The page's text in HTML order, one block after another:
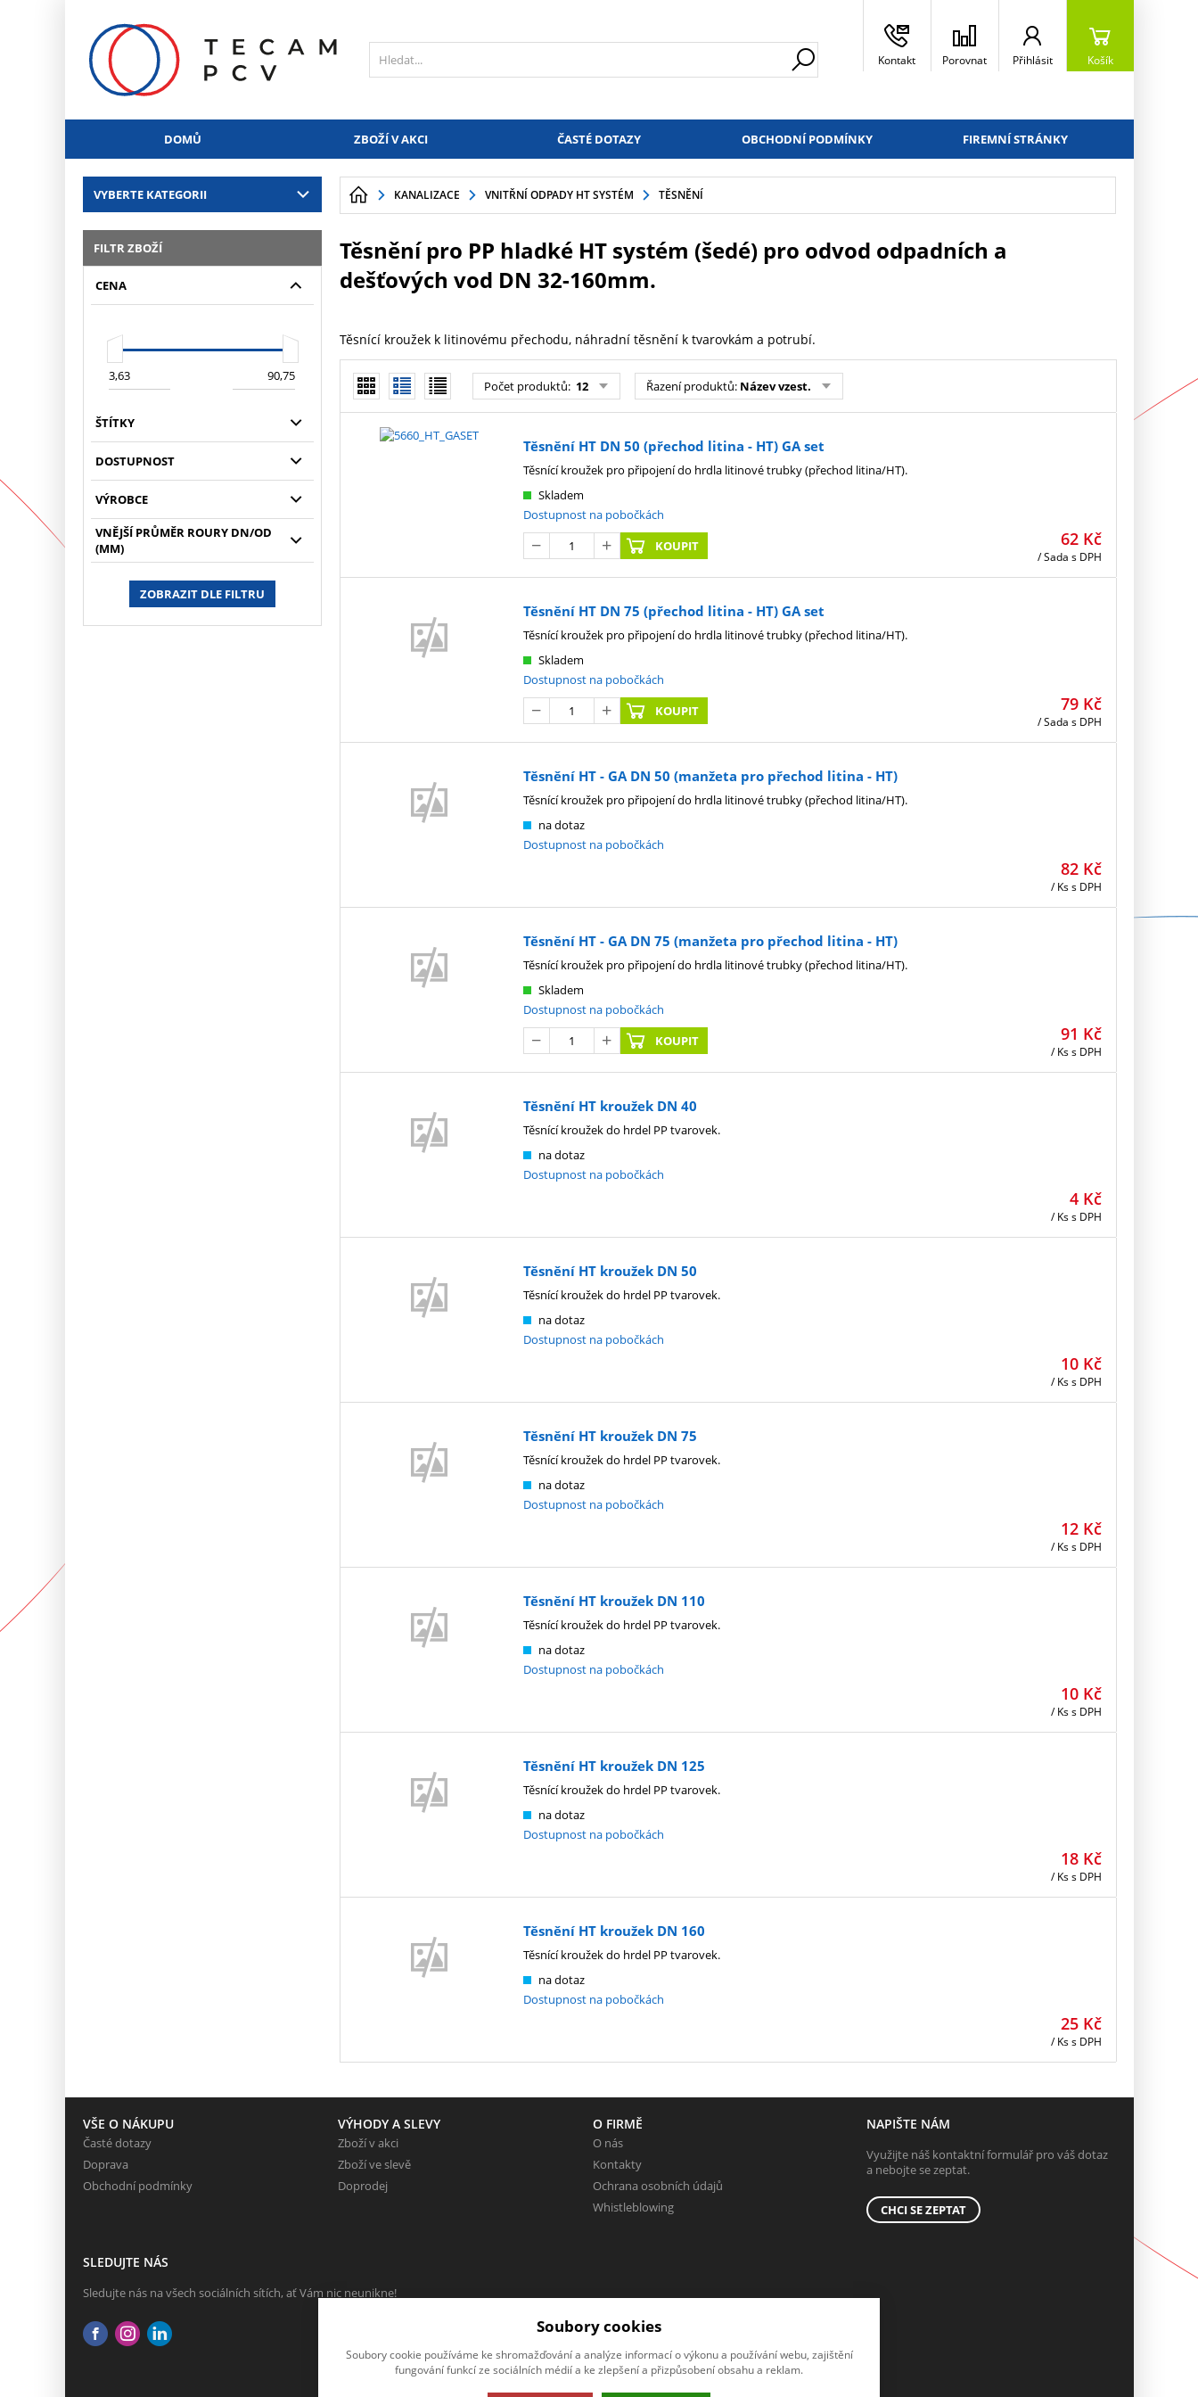
Kontakt Porovnat Přihlásit Košík
DOMŮ ZBOŽÍ V AKCI ČASTÉ DOTAZY OBCHODNÍ PODMÍNKY FIREMNÍ STRÁNKY
VYBERTE KATEGORII
FILTR ZBOŽÍ
CENA
ŠTÍTKY
DOSTUPNOST
VÝROBCE
VNĚJŠÍ PRŮMĚR ROURY DN/OD
(MM)
ZOBRAZIT DLE FILTRU
KANALIZACE VNITŘNÍ ODPADY HT SYSTÉM TĚSNĚNÍ
Těsnění pro PP hladké HT systém (šedé) pro odvod odpadních a
dešťových vod DN 32-160mm.
Těsnící kroužek k litinovému přechodu, náhradní těsnění k tvarovkám a potrubí.
Počet produktů: 12 Řazení produktů: Název vzest.
Těsnění HT DN 50 (přechod litina - HT) GA set
62Kč
/ Sada s DPH
Skladem
Dostupnost na pobočkách
KOUPIT
Těsnící kroužek pro připojení do hrdla litinové trubky (přechod litina/HT).
Těsnění HT DN 75 (přechod litina - HT) GA set
79Kč
/ Sada s DPH
Skladem
Dostupnost na pobočkách
KOUPIT
Těsnící kroužek pro připojení do hrdla litinové trubky (přechod litina/HT).
Těsnění HT - GA DN 50 (manžeta pro přechod litina - HT)
82Kč
/ Kss DPH
na dotaz
Dostupnost na pobočkách
Těsnící kroužek pro připojení do hrdla litinové trubky (přechod litina/HT).
Těsnění HT - GA DN 75 (manžeta pro přechod litina - HT)
91 Kč
/ Kss DPH
Skladem
Dostupnost na pobočkách
KOUPIT
Těsnící kroužek pro připojení do hrdla litinové trubky (přechod litina/HT).
Těsnění HT kroužek DN 40
4Kč
/ Kss DPH
na dotaz
Dostupnost na pobočkách
Těsnící kroužek do hrdel PP tvarovek.
Těsnění HT kroužek DN 50
10Kč
/ Kss DPH
na dotaz
Dostupnost na pobočkách
Těsnící kroužek do hrdel PP tvarovek.
Těsnění HT kroužek DN 75
12Kč
/ Kss DPH
na dotaz
Dostupnost na pobočkách
Těsnící kroužek do hrdel PP tvarovek.
Těsnění HT kroužek DN 110
10Kč
/ Kss DPH
na dotaz
Dostupnost na pobočkách
Těsnící kroužek do hrdel PP tvarovek.
Těsnění HT kroužek DN 125
18Kč
/ Kss DPH
na dotaz
Dostupnost na pobočkách
Těsnící kroužek do hrdel PP tvarovek.
Těsnění HT kroužek DN 160
25Kč
/ Kss DPH
na dotaz
Dostupnost na pobočkách
Těsnící kroužek do hrdel PP tvarovek.
VŠE O NÁKUPU
Časté dotazy
Doprava
Obchodní podmínky
VÝHODY A SLEVY
Zboží v akci
Zboží ve slevě
Doprodej
O FIRMĚ
O nás
Kontakty
Ochrana osobních údajů
Whistleblowing
NAPIŠTE NÁM
Využijte náš kontaktní formulář pro váš dotaz
a nebojte se zeptat.
CHCI SE ZEPTAT
SLEDUJTE NÁS
Sledujte nás na všech sociálních sítích, ať Vám nic neunikne!
Soubory cookies
Soubory cookie používáme ke shromažďování a analýze informací o výkonu a používání webu, zajištění
fungování funkcí ze sociálních médií a ke zlepšení a přizpůsobení obsahu a reklam.